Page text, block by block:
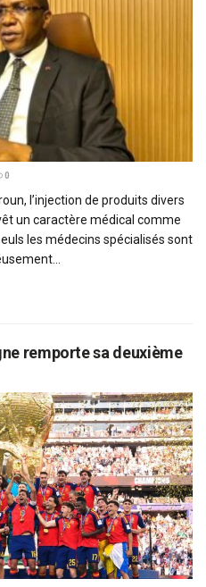
0
l’injection de produits divers
un caractère médical comme
les médecins spécialisés sont
remporte sa deuxième